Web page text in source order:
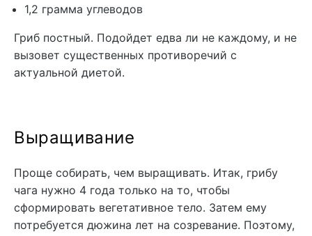
1,2 грамма углеводов
Гриб постный. Подойдет едва ли не каждому, и не
вызовет существенных противоречий с
актуальной диетой.
Выращивание
Проще собирать, чем выращивать. Итак, грибу
чага нужно 4 года только на то, чтобы
сформировать вегетативное тело. Затем ему
потребуется дюжина лет на созревание. Поэтому,